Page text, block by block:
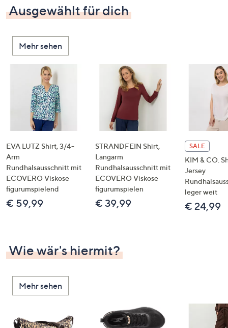
Ausgewählt für dich
Mehr sehen
EVA LUTZ Shirt, 3/4-
Arm
Rundhalsausschnitt mit
ECOVERO Viskose
figurumspielend
€ 59,99
STRANDFEIN Shirt,
Langarm
Rundhalsausschnitt mit
ECOVERO Viskose
figurumspielen
€ 39,99
SALE
KIM & CO.
Jersey
leger weit
€ 24,99
Wie wär's hiermit?
Mehr sehen